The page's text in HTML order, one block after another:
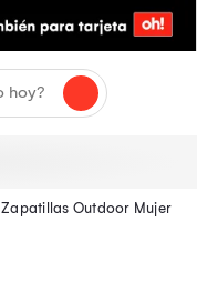
Zapatillas Outdoor Mujer